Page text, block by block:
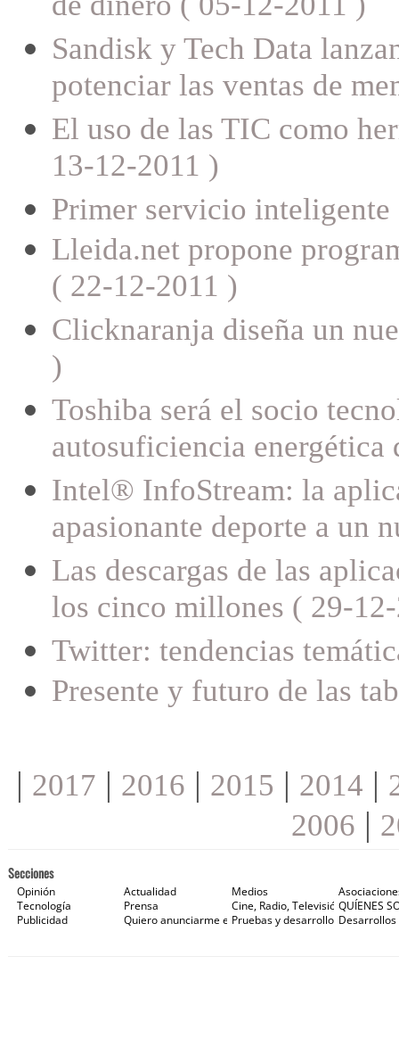
Sandisk y Tech Data
potenciar las ventas de
El uso de las TIC como
13-12-2011 )
Primer servicio inteligente
Lleida.net propone
( 22-12-2011 )
Clicknaranja diseña un
)
Toshiba será el socio
autosuficiencia
Intel® InfoStream: la
apasionante deporte a un
Las descargas de las
los cinco millones ( 29-
Twitter: tendencias
Presente y futuro de las
| 2017 | 2016 | 2015 | 2014 |
2006 |
Secciones
Opinión Actualidad Medios
Tecnología
Prensa Cine, Radio, Televisión e Internet
QUÍENES
Publicidad
Quiero anunciarme en Gaceta de Prensa
Pruebas y desarrollos Desarrollos